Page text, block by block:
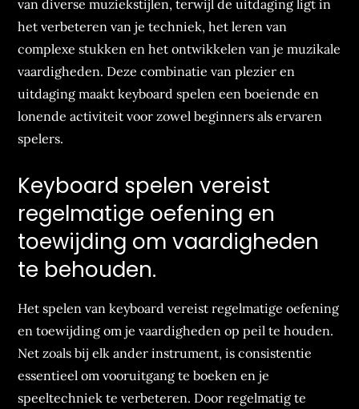
van diverse muziekstijlen, terwijl de uitdaging ligt in
het verbeteren van je techniek, het leren van
complexe stukken en het ontwikkelen van je muzikale
vaardigheden. Deze combinatie van plezier en
uitdaging maakt keyboard spelen een boeiende en
lonende activiteit voor zowel beginners als ervaren
spelers.
Keyboard spelen vereist
regelmatige oefening en
toewijding om vaardigheden
te behouden.
Het spelen van keyboard vereist regelmatige oefening
en toewijding om je vaardigheden op peil te houden.
Net zoals bij elk ander instrument, is consistentie
essentieel om vooruitgang te boeken en je
speeltechniek te verbeteren. Door regelmatig te